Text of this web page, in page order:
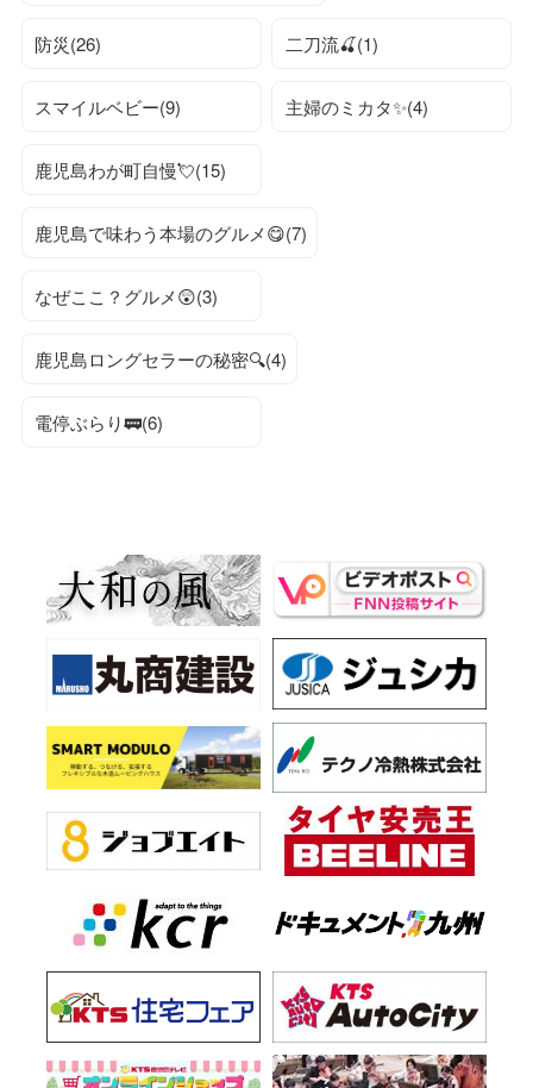
防災(26) 二刀流🍒(1)
スマイルベビー(9) 主婦のミカタ✨(4)
鹿児島わが町自慢💘(15)
鹿児島で味わう本場のグルメ😋(7)
なぜここ？グルメ😲(3)
鹿児島ロングセラーの秘密🔍(4)
電停ぶらり🚃(6)